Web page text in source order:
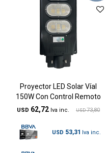
Proyector LED Solar Víal
150W Con Control Remoto
USD 62,72 USD 73,80
USD 53,31